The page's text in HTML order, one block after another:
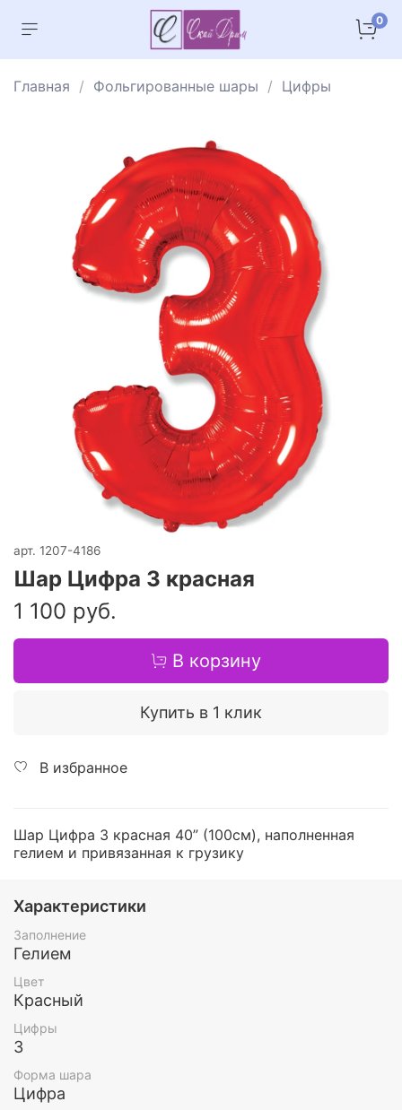
0
Главная Фольгированные шары Цифры
арт. 1207-4186
Шар Цифра 3 красная
1 100 руб.
В корзину
Купить в 1 клик
В избранное
Шар Цифра 3 красная 40” (100см), наполненная
гелием и привязанная к грузику
Характеристики
Заполнение
Гелием
Цвет
Красный
Цифры
3
Форма шара
Цифра